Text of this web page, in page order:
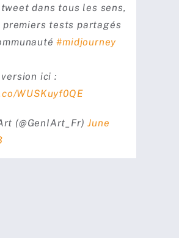
tweet dans tous les sens,
premiers tests partagés
#midjourney
ici :
WUSKuyf0QE
(@GenIArt_Fr)June